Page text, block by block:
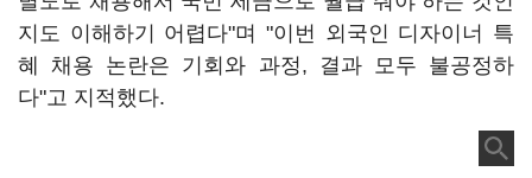
지도 이해하기 어렵다"며 "이번 외국인 디자이너 특
혜 채용 논란은 기회와 과정, 결과 모두 불공정하
다"고 지적했다.